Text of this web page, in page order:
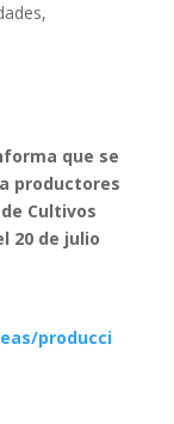
,
que se
productores
Cultivos
20 de julio
producci